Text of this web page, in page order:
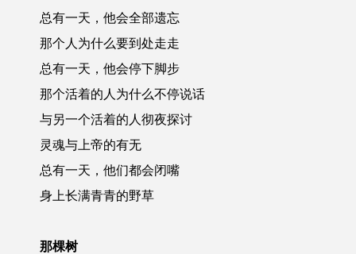
总有一天，他会全部遗忘
那个人为什么要到处走走
总有一天，他会停下脚步
那个活着的人为什么不停说话
与另一个活着的人彻夜探讨
灵魂与上帝的有无
总有一天，他们都会闭嘴
身上长满青青的野草
那棵树